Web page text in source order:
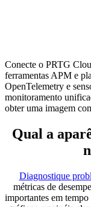
Conecte o PRTG
ferramentas APM e
OpenTelemetry e
monitoramento
obter uma imagem
Qual a
Diagnostique
métricas de
importantes em